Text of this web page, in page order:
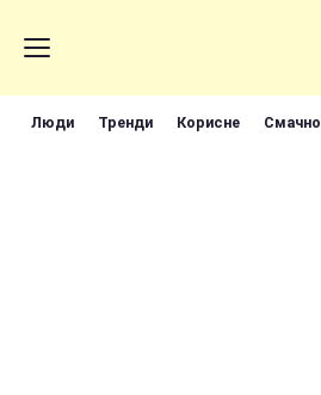
Люди Тренди Корисне Смачно